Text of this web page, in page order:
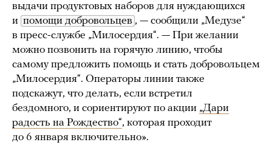
выдачи продуктовых наборов для нуждающихся
и помощи добровольцев , — сообщили „Медузе“
в пресс-службе „Милосердия“. — При желании
можно позвонить на горячую линию, чтобы
самому предложить помощь и стать добровольцем
„Милосердия“. Операторы линии также
подскажут, что делать, если встретил
бездомного, и сориентируют по акции „Дари
радость на Рождество“, которая проходит
до 6 января включительно».